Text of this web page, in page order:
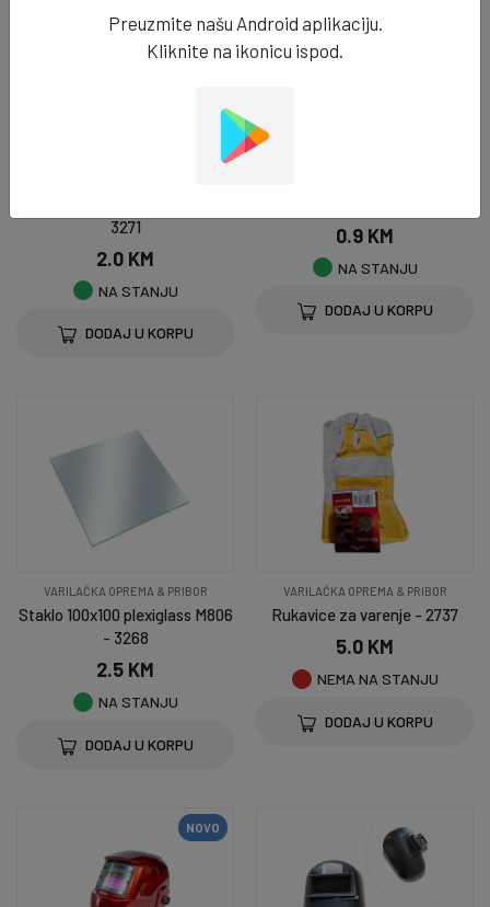
3271
2.0 KM
NA STANJU
DODAJ U KORPU
0.9 KM
NA STANJU
DODAJ U KORPU
VARILAČKA OPREMA & PRIBOR
Staklo 100x100 plexiglass M806
- 3268
2.5 KM
NA STANJU
DODAJ U KORPU
VARILAČKA OPREMA & PRIBOR
Rukavice za varenje - 2737
5.0 KM
NEMA NA STANJU
DODAJ U KORPU
NOVO
Preuzmite našu Android aplikaciju.
Kliknite na ikonicu ispod.